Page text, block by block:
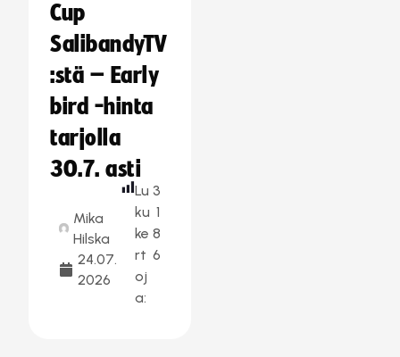
Cup
SalibandyTV
:stä – Early
bird -hinta
tarjolla
30.7. asti
Mika
Hilska
24.07.
2026
Lu
ku
ke
rt
oj
a:
3
1
8
6